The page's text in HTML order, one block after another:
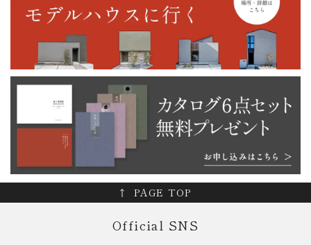
PAGE TOP
Official SNS